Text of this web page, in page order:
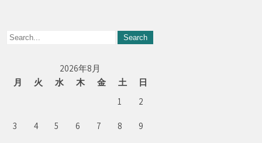
2026年8月
月
火 水 木 金 土
日
1
2
3 4 5 6 7 8 9